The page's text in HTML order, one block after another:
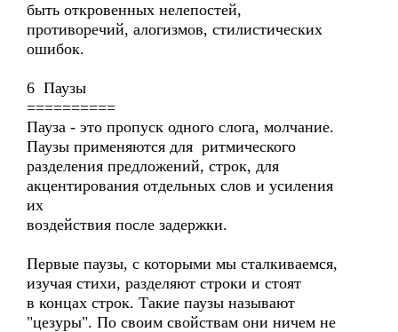
быть откровенных нелепостей,
противоречий, алогизмов, стилистических
ошибок.
6 Паузы
==========
Пауза - это пропуск одного слога, молчание.
Паузы применяются для ритмического
разделения предложений, строк, для
акцентирования отдельных слов и усиления
их
воздействия после задержки.
Первые паузы, с которыми мы сталкиваемся,
изучая стихи, разделяют строки и стоят
в концах строк. Такие паузы называют
"цезуры". По своим свойствам они ничем не